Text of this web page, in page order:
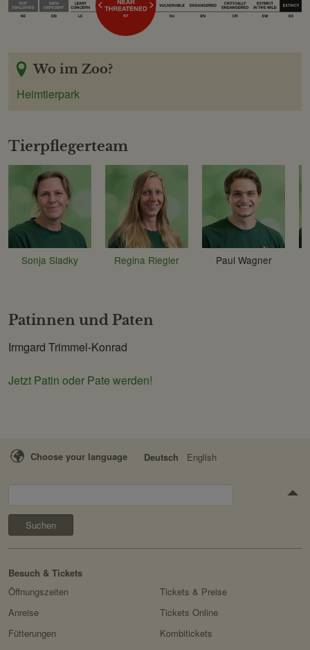
Wo im Zoo?
Heimtierpark
Tierpflegerteam
Sonja Sladky Regina Riegler Paul Wagner
Patinnen und Paten
Irmgard Trimmel-Konrad
Jetzt Patin oder Pate werden!
Choose your language Deutsch English
Besuch & Tickets
Öffnungszeiten
Anreise
Fütterungen
Tickets & Preise
Tickets Online
Kombitickets